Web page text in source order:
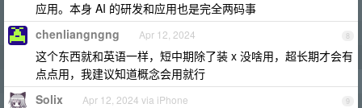
应用。本身 AI 的研发和应用也是完全两码事
8
chenliangngng Apr 12, 2024
这个东西就和英语一样，短中期除了装 x 没啥用，超长期才会有
点点用，我建议知道概念会用就行
9
Solix Apr 12, 2024 via iPhone